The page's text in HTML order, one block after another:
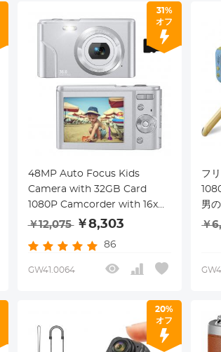
31%
オフ
48MP Auto Focus Kids
Camera with 32GB Card
1080P Camcorder with 16x
Zoom Compact Portable
Christmas Birthday Gift Kids
Teens Girls Boys (Silver)
￥12,075 ￥8,303
86
GW41.0064
フ
男
キ
￥
20%
オフ